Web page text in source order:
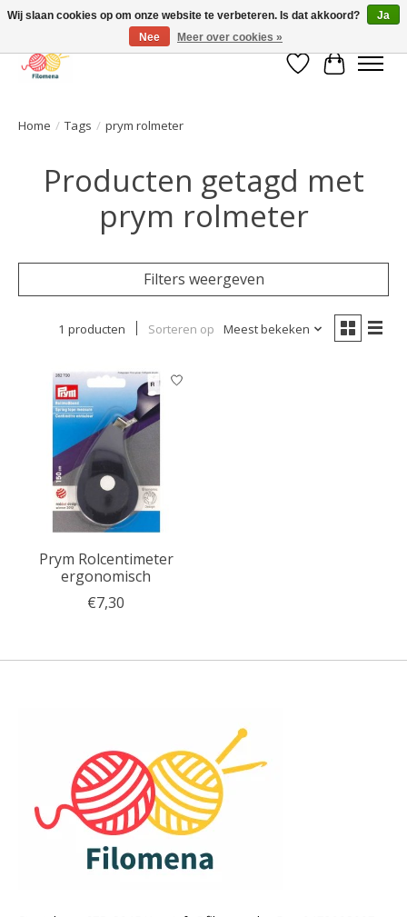
Verlanglijst
Home / Tags / prym rolmeter
Producten getagd met
prym rolmeter
Filters weergeven
1 producten Sorteren op Meest bekeken
Prym Rolcentimeter
ergonomisch
€7,30
Wij slaan cookies op om onze website te verbeteren. Is dat akkoord?
Ja
Nee
Meer over cookies »